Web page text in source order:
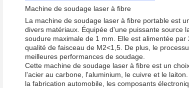
Machine de soudage laser à fibre
La machine de soudage laser à fibre portable est
divers matériaux. Équipée d'une puissante source
soudure maximale de 1 mm. Elle est alimentée
qualité de faisceau de M2<1,5. De plus, le
meilleures performances de soudage.
Cette machine de soudage laser à fibre est un
l'acier au carbone, l'aluminium, le cuivre et le
la fabrication automobile, les composants